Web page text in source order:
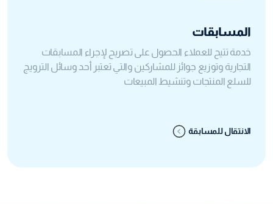
المسابقات
خدمة تتيح للعملاء الحصول على تصريح لإجراء المسابقات
التجارية وتوزيع جوائز للمشاركين والتي تعتبر أحد وسائل الترويج
للسلع المنتجات وتنشيط المبيعات
الانتقال للمسابقة